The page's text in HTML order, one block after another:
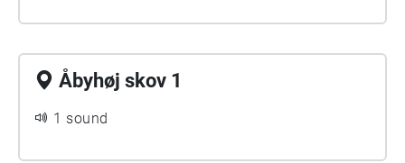
Åbyhøj skov 1
1 sound